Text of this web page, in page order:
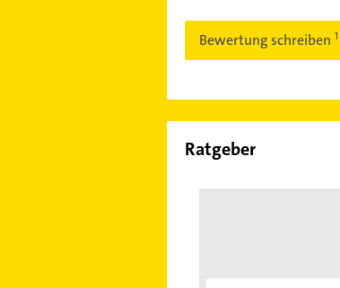
Bewertung schreiben
Ratgeber